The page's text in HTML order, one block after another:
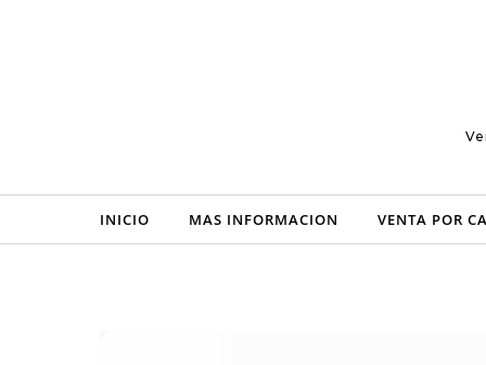
INICIO MAS INFORMACION VENTA POR